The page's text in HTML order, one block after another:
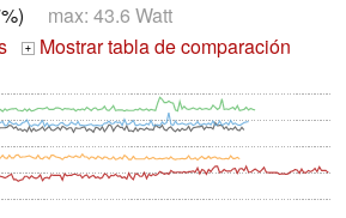
max: 43.6 Watt
+ Mostrar tabla de comparación